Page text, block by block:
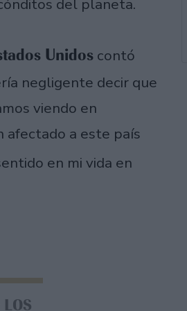
del planeta.
Unidos contó
negligente decir que
viendo en
afectado a este país
en mi vida en